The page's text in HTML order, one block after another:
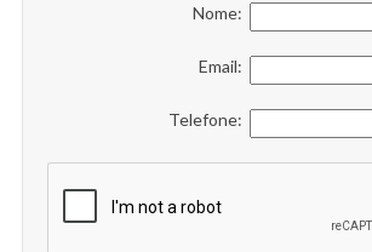
Nome:
Email:
Telefone: